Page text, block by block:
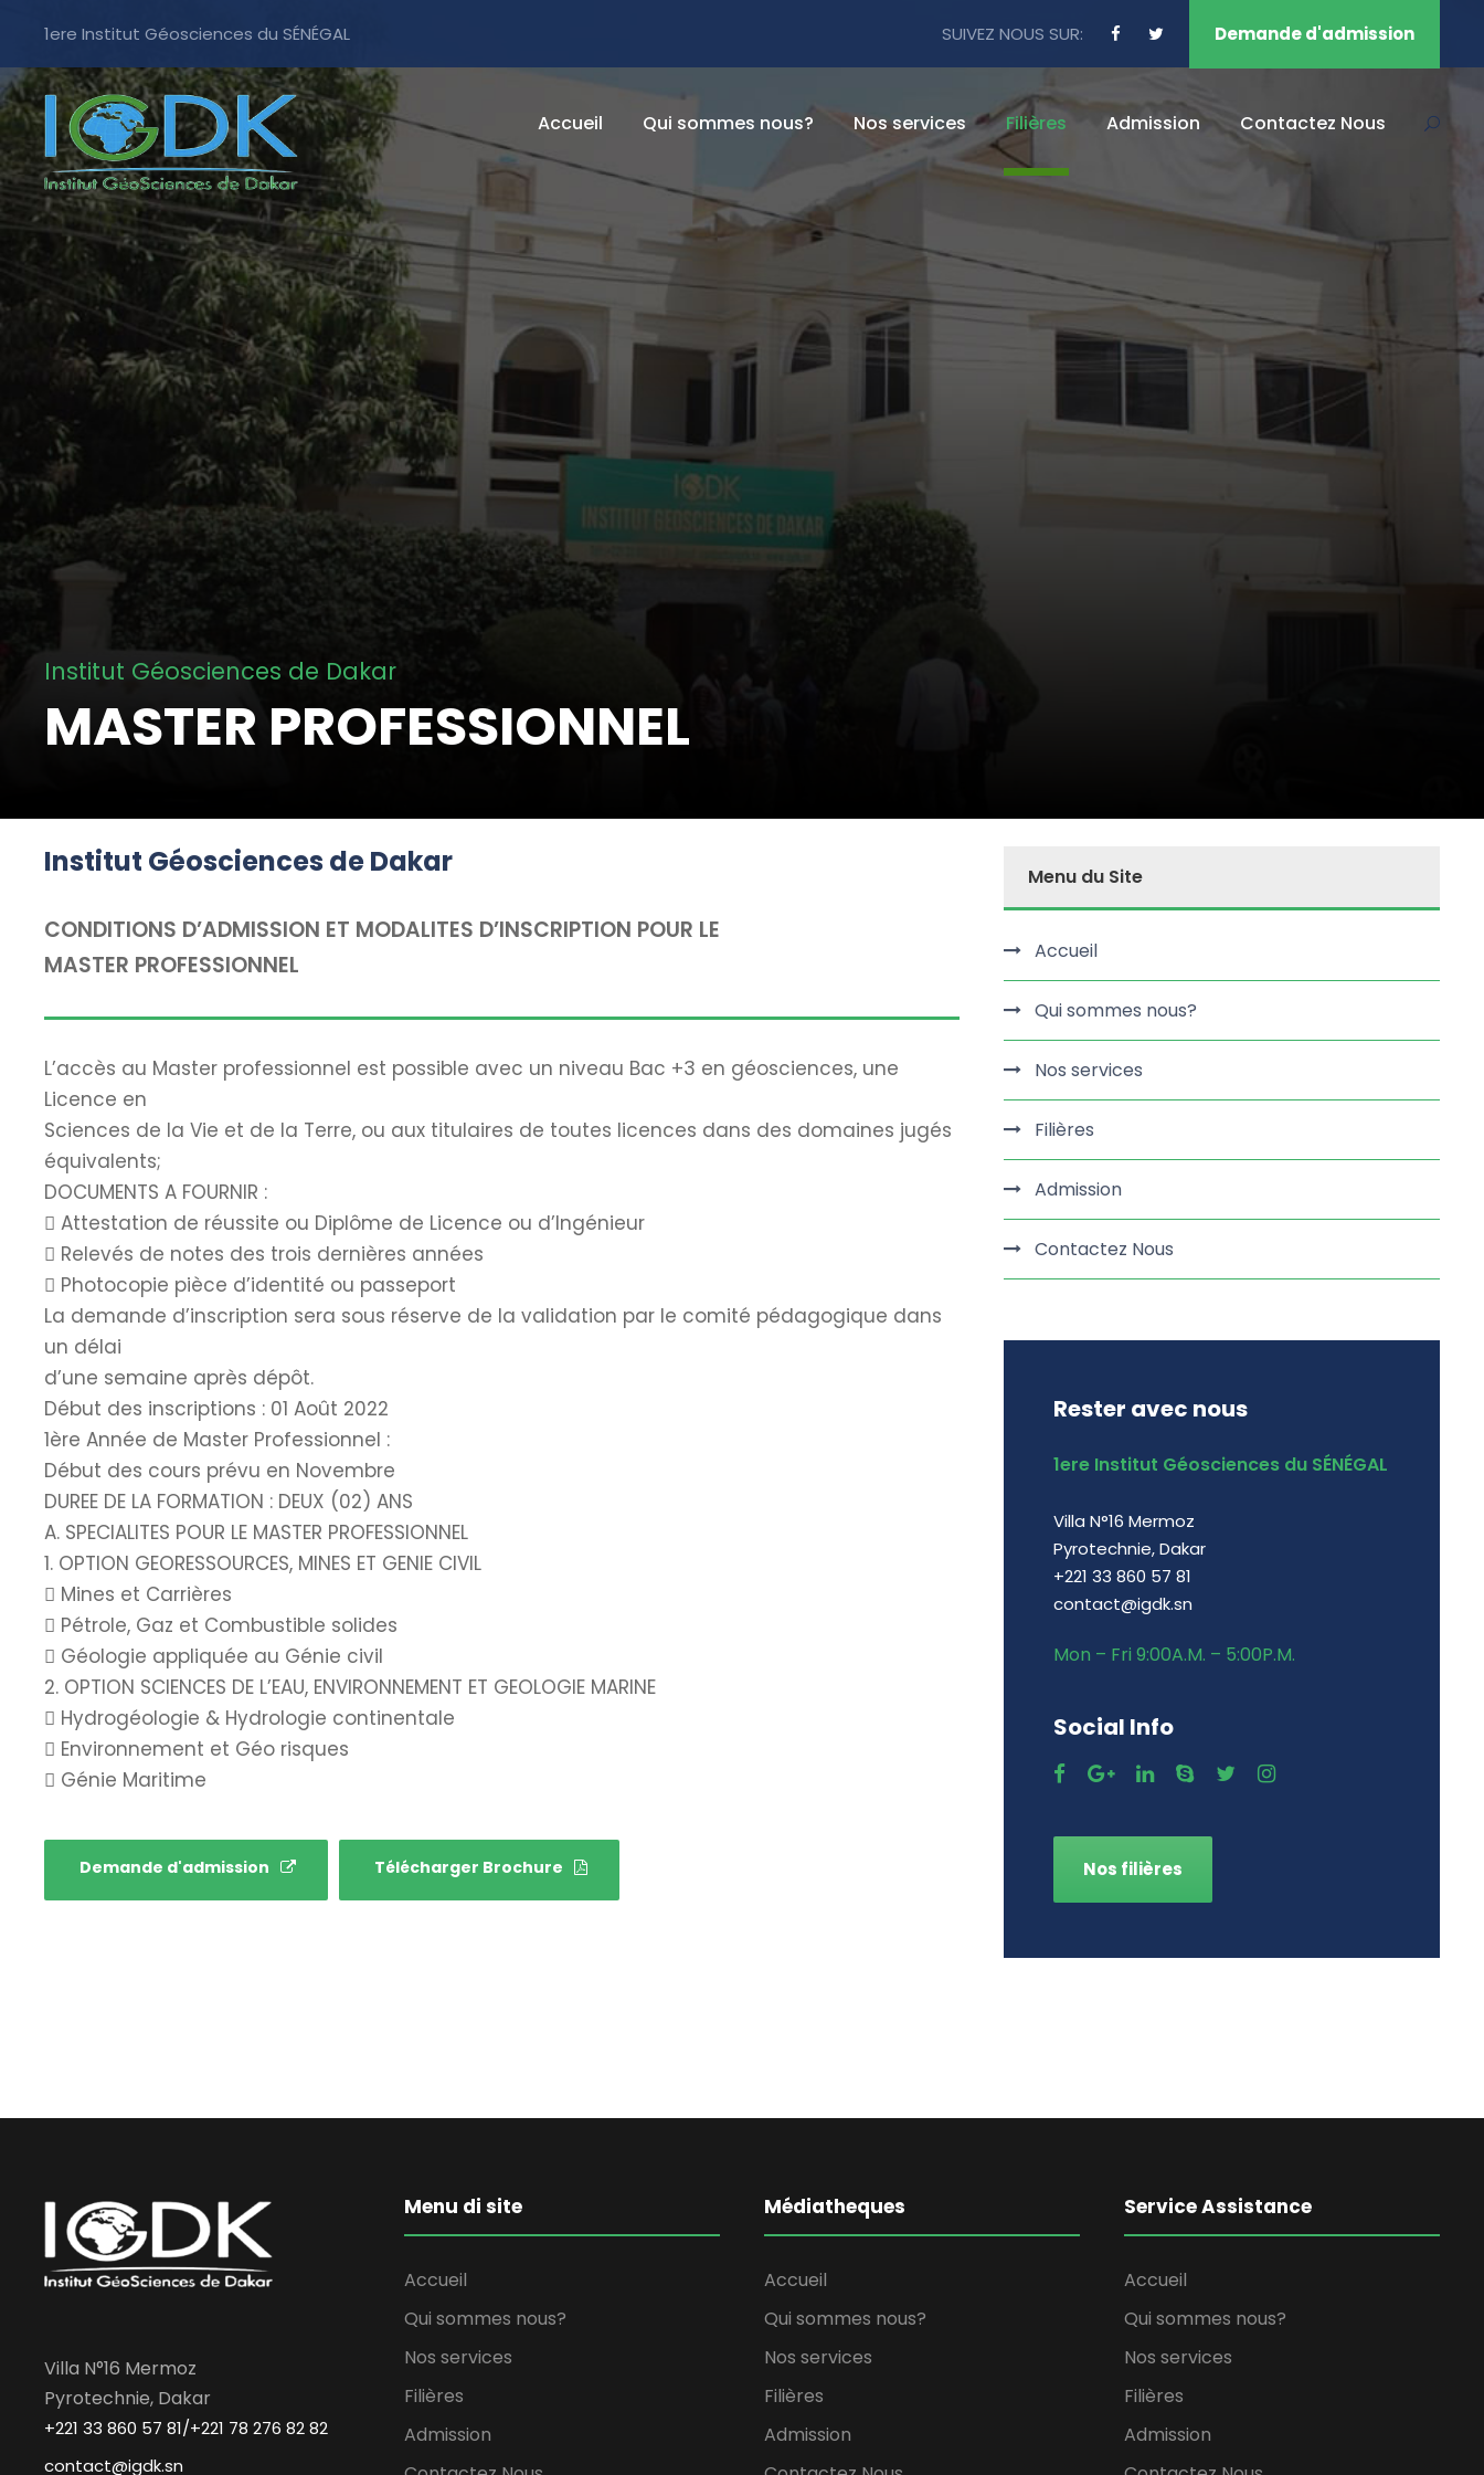
1ere Institut Géosciences du SÉNÉGAL SUIVEZ NOUS SUR: Demande d'admission
Accueil Qui sommes nous? Nos services Filières Admission Contactez Nous
Institut Géosciences de Dakar
MASTER PROFESSIONNEL
Institut Géosciences de Dakar
CONDITIONS D’ADMISSION ET MODALITES D’INSCRIPTION POUR LE
MASTER PROFESSIONNEL
L’accès au Master professionnel est possible avec un niveau Bac +3 en géosciences, une
Licence en
Sciences de la Vie et de la Terre, ou aux titulaires de toutes licences dans des domaines jugés
équivalents;
DOCUMENTS A FOURNIR :
 Attestation de réussite ou Diplôme de Licence ou d’Ingénieur
 Relevés de notes des trois dernières années
 Photocopie pièce d’identité ou passeport
La demande d’inscription sera sous réserve de la validation par le comité pédagogique dans
un délai
d’une semaine après dépôt.
Début des inscriptions : 01 Août 2022
1ère Année de Master Professionnel :
Début des cours prévu en Novembre
DUREE DE LA FORMATION : DEUX (02) ANS
A. SPECIALITES POUR LE MASTER PROFESSIONNEL
1. OPTION GEORESSOURCES, MINES ET GENIE CIVIL
 Mines et Carrières
 Pétrole, Gaz et Combustible solides
 Géologie appliquée au Génie civil
2. OPTION SCIENCES DE L’EAU, ENVIRONNEMENT ET GEOLOGIE MARINE
 Hydrogéologie & Hydrologie continentale
 Environnement et Géo risques
 Génie Maritime
Demande d'admission Télécharger Brochure
Menu du Site
Accueil
Qui sommes nous?
Nos services
Filières
Admission
Contactez Nous
Rester avec nous
1ere Institut Géosciences du SÉNÉGAL
Villa N°16 Mermoz
Pyrotechnie, Dakar
+221 33 860 57 81
contact@igdk.sn
Mon – Fri 9:00A.M. – 5:00P.M.
Social Info
Nos filières
Villa N°16 Mermoz
Pyrotechnie, Dakar
+221 33 860 57 81/+221 78 276 82 82
contact@igdk.sn
Menu di site
Accueil
Qui sommes nous?
Nos services
Filières
Admission
Médiatheques
Accueil
Qui sommes nous?
Nos services
Filières
Admission
Service Assistance
Accueil
Qui sommes nous?
Nos services
Filières
Admission